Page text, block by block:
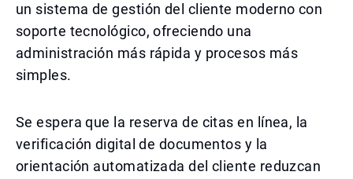
un sistema de gestión del cliente moderno con
soporte tecnológico, ofreciendo una
administración más rápida y procesos más
simples.
Se espera que la reserva de citas en línea, la
verificación digital de documentos y la
orientación automatizada del cliente reduzcan